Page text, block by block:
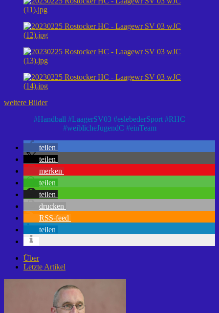
weitere Bilder
#Handball #LaagerSV03 #eslebederSport #RHC
#weiblicheJugendC #einTeam
teilen
teilen
merken
teilen
teilen
drucken
RSS-feed
teilen
Über
Letzte Artikel